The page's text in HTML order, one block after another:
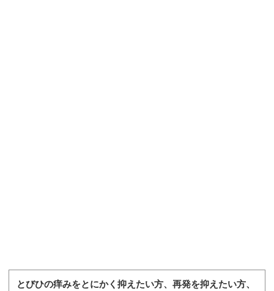
とびひの痒みをとにかく抑えたい方、再発を抑えたい方、